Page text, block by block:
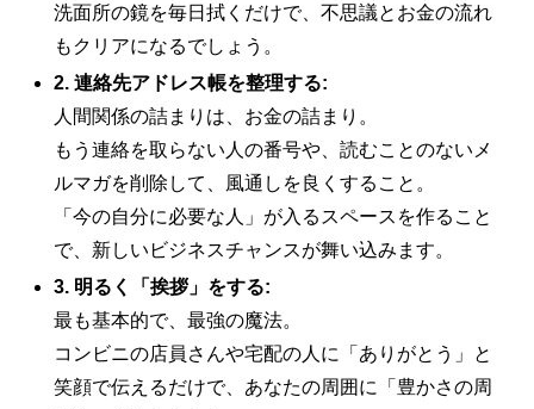
洗面所の鏡を毎日拭くだけで、不思議とお金の流れ
もクリアになるでしょう。
2. 連絡先アドレス帳を整理する:
人間関係の詰まりは、お金の詰まり。
もう連絡を取らない人の番号や、読むことのないメ
ルマガを削除して、風通しを良くすること。
「今の自分に必要な人」が入るスペースを作ること
で、新しいビジネスチャンスが舞い込みます。
3. 明るく「挨拶」をする:
最も基本的で、最強の魔法。
コンビニの店員さんや宅配の人に「ありがとう」と
笑顔で伝えるだけで、あなたの周囲に「豊かさの周